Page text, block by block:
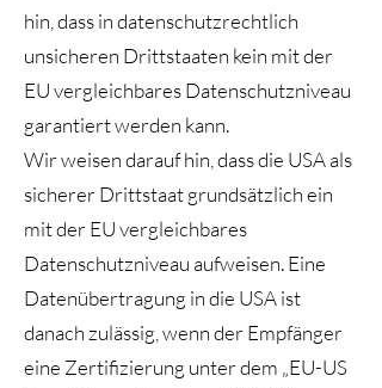
hin, dass in datenschutzrechtlich
unsicheren Drittstaaten kein mit der
EU vergleichbares Datenschutzniveau
garantiert werden kann.
Wir weisen darauf hin, dass die USA als
sicherer Drittstaat grundsätzlich ein
mit der EU vergleichbares
Datenschutzniveau aufweisen. Eine
Datenübertragung in die USA ist
danach zulässig, wenn der Empfänger
eine Zertifizierung unter dem „EU-US